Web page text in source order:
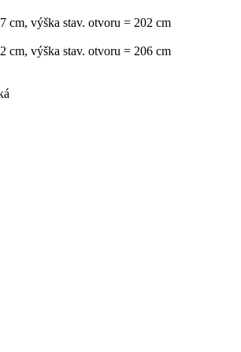
cm, výška stav. otvoru = 202 cm
cm, výška stav. otvoru = 206 cm